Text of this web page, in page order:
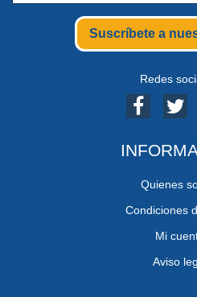
Suscríbete a
Redes
Quienes
Condiciones
Mi
Aviso